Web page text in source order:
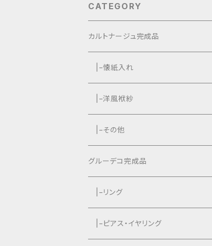
CATEGORY
カルトナージュ完成品
|−懐紙入れ
|−タッセル付き
|−タッセルなし
|−洋風袱紗
|−タッセル付き
|−タッセルなし
|−その他
グルーデコ完成品
|−リング
|−ピアス・イヤリング